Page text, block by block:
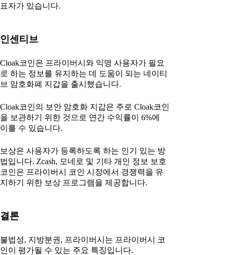
표자가 있습니다.
인센티브
Cloak코인은 프라이버시와 익명 사용자가 필요
로 하는 정보를 유지하는 데 도움이 되는 네이티
브 암호화폐 지갑을 출시했습니다.
Cloak코인의 보안 암호화 지갑은 주로 Cloak코인
을 보관하기 위한 것으로 연간 수익률이 6%에
이를 수 있습니다.
보상은 사용자가 등록하도록 하는 인기 있는 방
법입니다. Zcash, 모네로 및 기타 개인 정보 보호
코인은 프라이버시 코인 시장에서 경쟁력을 유
지하기 위한 보상 프로그램을 제공합니다.
결론
불법성, 지방분권, 프라이버시는 프라이버시 코
인이 평가될 수 있는 주요 특징입니다.